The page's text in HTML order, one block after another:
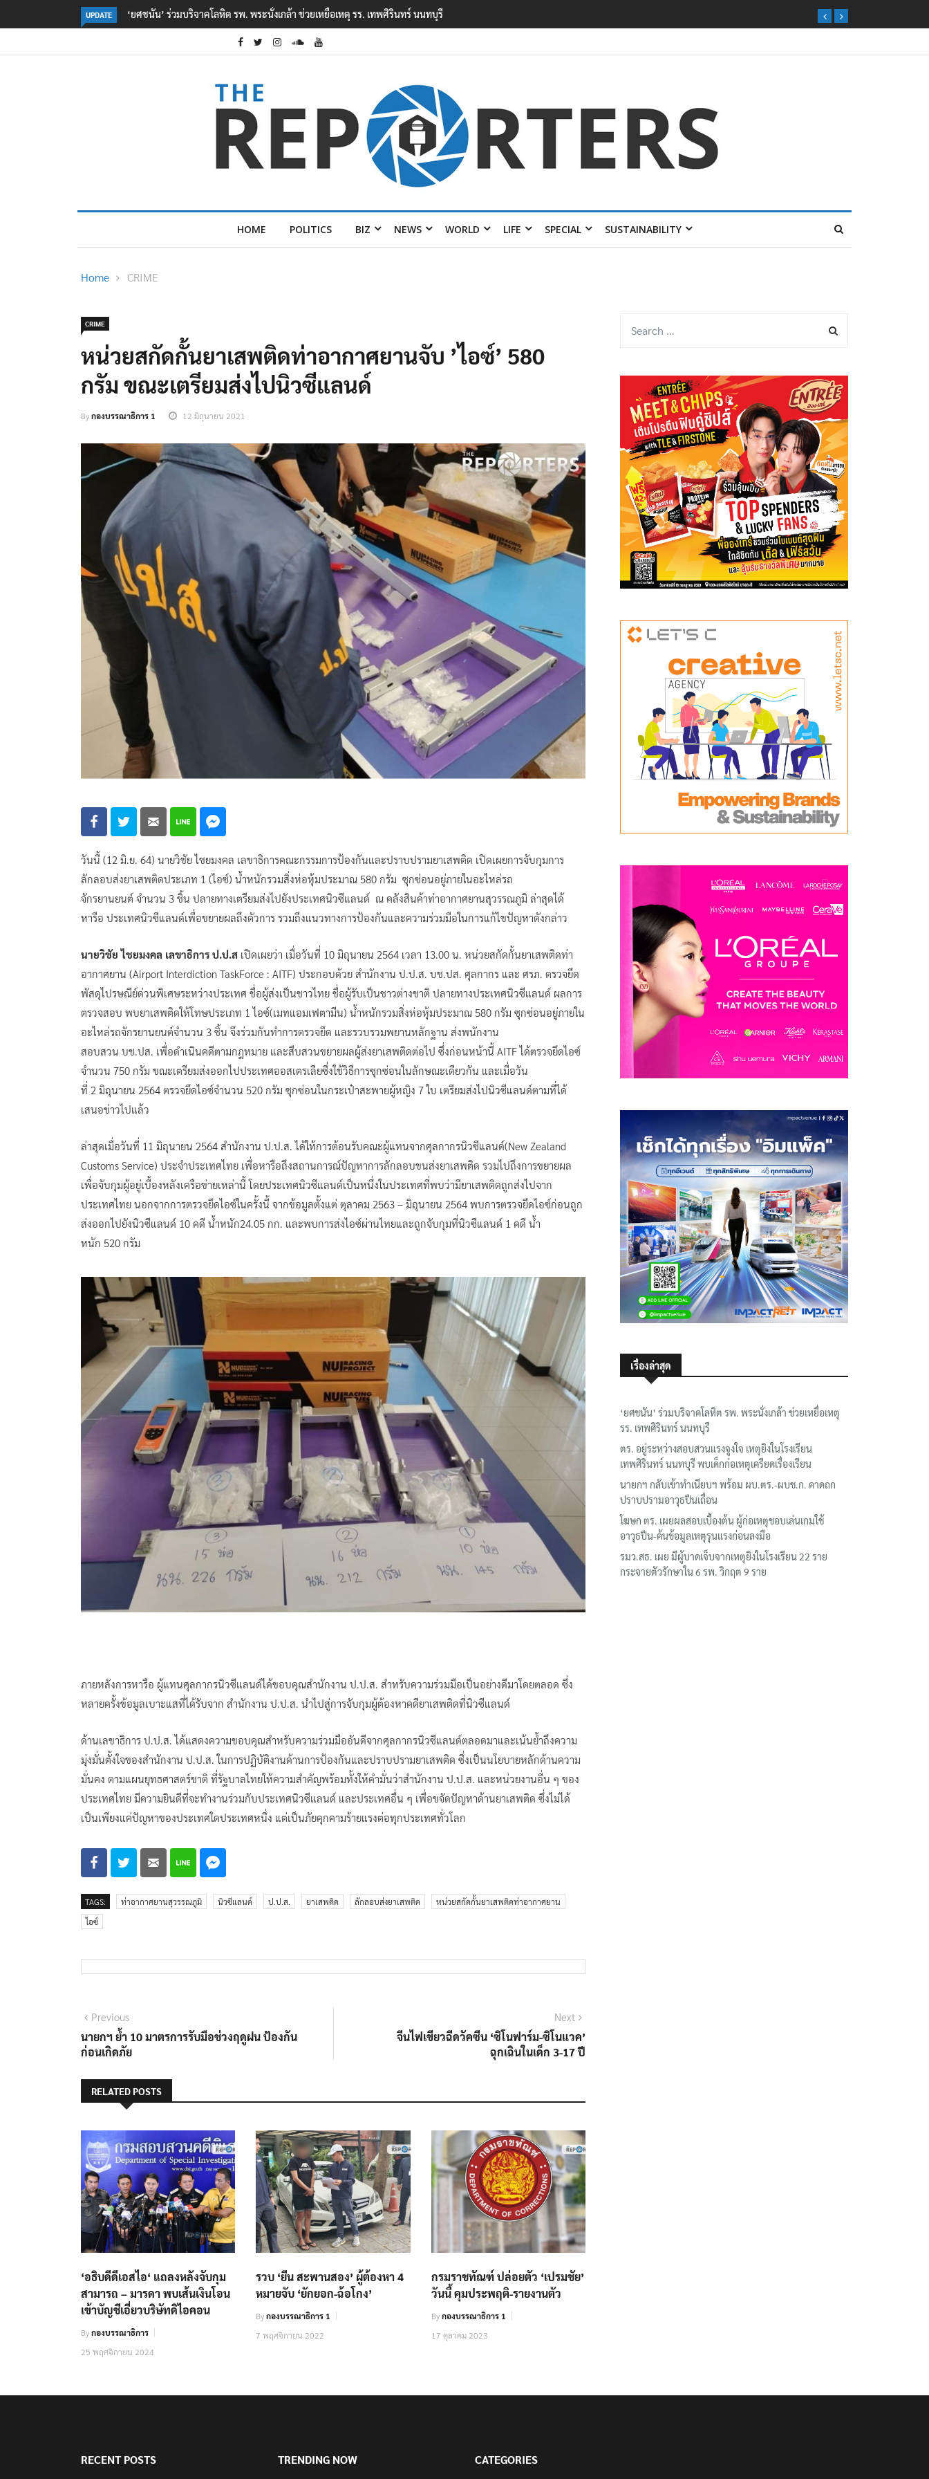
UPDATE ตร. อยู่ระหว่างสอบสวนแรงจูงใจ เหตุยิงในโรงเรียนเทพศิรินทร์ นนทบุรี พบเด็กก่อเหตุเครียดเรื่องเรียน
HOME POLITICS BIZ NEWS WORLD LIFE SPECIAL SUSTAINABILITY
Home CRIME
CRIME
หน่วยสกัดกั้นยาเสพติดท่าอากาศยานจับ ’ไอซ์’ 580
กรัม ขณะเตรียมส่งไปนิวซีแลนด์
Byกองบรรณาธิการ 1 12 มิถุนายน 2021
วันนี้ (12 มิ.ย. 64) นายวิชัย ไชยมงคล เลขาธิการคณะกรรมการป้องกันและปราบปรามยาเสพติด เปิดเผยการจับกุมการ
ลักลอบส่งยาเสพติดประเภท 1 (ไอซ์) น้ำหนักรวมสิ่งห่อหุ้มประมาณ 580 กรัม ซุกซ่อนอยู่ภายในอะไหล่รถ
จักรยานยนต์ จำนวน 3 ชิ้น ปลายทางเตรียมส่งไปยังประเทศนิวซีแลนด์ ณ คลังสินค้าท่าอากาศยานสุวรรณภูมิ ล่าสุดได้
หารือ ประเทศนิวซีแลนด์เพื่อขยายผลถึงตัวการ รวมถึงแนวทางการป้องกันและความร่วมมือในการแก้ไขปัญหาดังกล่าว
นายวิชัย ไชยมงคล เลขาธิการ ป.ป.ส เปิดเผยว่า เมื่อวันที่ 10 มิถุนายน 2564 เวลา 13.00 น. หน่วยสกัดกั้นยาเสพติดท่า
อากาศยาน (Airport Interdiction TaskForce : AITF) ประกอบด้วย สำนักงาน ป.ป.ส. บช.ปส. ศุลกากร และ ศรภ. ตรวจยึด
พัสดุไปรษณีย์ด่วนพิเศษระหว่างประเทศ ชื่อผู้ส่งเป็นชาวไทย ชื่อผู้รับเป็นชาวต่างชาติ ปลายทางประเทศนิวซีแลนด์ ผลการ
ตรวจสอบ พบยาเสพติดให้โทษประเภท 1 ไอซ์(เมทแอมเฟตามีน) น้ำหนักรวมสิ่งห่อหุ้มประมาณ 580 กรัม ซุกซ่อนอยู่ภายใน
อะไหล่รถจักรยานยนต์จำนวน 3 ชิ้น จึงร่วมกันทำการตรวจยึด และรวบรวมพยานหลักฐาน ส่งพนักงาน
สอบสวน บช.ปส. เพื่อดำเนินคดีตามกฎหมาย และสืบสวนขยายผลผู้ส่งยาเสพติดต่อไป ซึ่งก่อนหน้านี้ AITF ได้ตรวจยึดไอซ์
จำนวน 750 กรัม ขณะเตรียมส่งออกไปประเทศออสเตรเลียซึ่งใช้วิธีการซุกซ่อนในลักษณะเดียวกัน และเมื่อวัน
ที่ 2 มิถุนายน 2564 ตรวจยึดไอซ์จำนวน 520 กรัม ซุกซ่อนในกระเป๋าสะพายผู้หญิง 7 ใบ เตรียมส่งไปนิวซีแลนด์ตามที่ได้
เสนอข่าวไปแล้ว
​ล่าสุดเมื่อวันที่ 11 มิถุนายน 2564 สำนักงาน ป.ป.ส. ได้ให้การต้อนรับคณะผู้แทนจากศุลกากรนิวซีแลนด์(New Zealand
Customs Service) ประจำประเทศไทย เพื่อหารือถึงสถานการณ์ปัญหาการลักลอบขนส่งยาเสพติด รวมไปถึงการขยายผล
เพื่อจับกุมผู้อยู่เบื้องหลังเครือข่ายเหล่านี้ โดยประเทศนิวซีแลนด์เป็นหนึ่งในประเทศที่พบว่ามียาเสพติดถูกส่งไปจาก
ประเทศไทย นอกจากการตรวจยึดไอซ์ในครั้งนี้ จากข้อมูลตั้งแต่ ตุลาคม 2563 – มิถุนายน 2564 พบการตรวจยึดไอซ์ก่อนถูก
ส่งออกไปยังนิวซีแลนด์ 10 คดี น้ำหนัก24.05 กก. และพบการส่งไอซ์ผ่านไทยและถูกจับกุมที่นิวซีแลนด์ 1 คดี น้ำ
หนัก 520 กรัม
​ภายหลังการหารือ ผู้แทนศุลกากรนิวซีแลนด์ได้ขอบคุณสำนักงาน ป.ป.ส. สำหรับความร่วมมือเป็นอย่างดีมาโดยตลอด ซึ่ง
หลายครั้งข้อมูลเบาะแสที่ได้รับจาก สำนักงาน ป.ป.ส. นำไปสู่การจับกุมผู้ต้องหาคดียาเสพติดที่นิวซีแลนด์
ด้านเลขาธิการ ป.ป.ส. ได้แสดงความขอบคุณสำหรับความร่วมมืออันดีจากศุลกากรนิวซีแลนด์ตลอดมาและเน้นย้ำถึงความ
มุ่งมั่นตั้งใจของสำนักงาน ป.ป.ส. ในการปฏิบัติงานด้านการป้องกันและปราบปรามยาเสพติด ซึ่งเป็นนโยบายหลักด้านความ
มั่นคง ตามแผนยุทธศาสตร์ชาติ ที่รัฐบาลไทยให้ความสำคัญพร้อมทั้งให้คำมั่นว่าสำนักงาน ป.ป.ส. และหน่วยงานอื่น ๆ ของ
ประเทศไทย มีความยินดีที่จะทำงานร่วมกับประเทศนิวซีแลนด์ และประเทศอื่น ๆ เพื่อขจัดปัญหาด้านยาเสพติด ซึ่งไม่ได้
เป็นเพียงแค่ปัญหาของประเทศใดประเทศหนึ่ง แต่เป็นภัยคุกคามร้ายแรงต่อทุกประเทศทั่วโลก
TAGS: ท่าอากาศยานสุวรรณภูมิ นิวซีแลนด์ ป.ป.ส. ยาเสพติด ลักลอบส่งยาเสพติด
หน่วยสกัดกั้นยาเสพติดท่าอากาศยาน
ไอซ์
แนะแนว
เรื่อง
PreviousPrevious
post:
นายกฯ ย้ำ 10 มาตรการรับมือช่วงฤดูฝน ป้องกัน
ก่อนเกิดภัย
Next
จีนไฟเขียวฉีดวัคซีน ‘ซิโนฟาร์ม-ซิโนแวค’
ฉุกเฉินในเด็ก 3-17 ปี
RELATED POSTS
‘อธิบดีดีเอสไอ‘ แถลงหลังจับกุม
สามารถ – มารดา พบเส้นเงินโอน
เข้าบัญชีเอี่ยวบริษัทดิไอคอน
Byกองบรรณาธิการ
25 พฤศจิกายน 2024
รวบ ‘ยีน สะพานสอง’ ผู้ต้องหา 4
หมายจับ ‘ยักยอก-ฉ้อโกง’
Byกองบรรณาธิการ 1
7 พฤศจิกายน 2022
กรมราชทัณฑ์ ปล่อยตัว ‘เปรมชัย’
วันนี้ คุมประพฤติ-รายงานตัว
Byกองบรรณาธิการ 1
17 ตุลาคม 2023
เรื่องล่าสุด
‘ยศชนัน’ ร่วมบริจาคโลหิต รพ. พระนั่งเกล้า ช่วยเหยื่อเหตุ
รร. เทพศิรินทร์ นนทบุรี
ตร. อยู่ระหว่างสอบสวนแรงจูงใจ เหตุยิงในโรงเรียน
เทพศิรินทร์ นนทบุรี พบเด็กก่อเหตุเครียดเรื่องเรียน
นายกฯ กลับเข้าทำเนียบฯ พร้อม ผบ.ตร.-ผบช.ก. คาดถก
ปราบปรามอาวุธปืนเถื่อน
โฆษก ตร. เผยผลสอบเบื้องต้น ผู้ก่อเหตุชอบเล่นเกมใช้
อาวุธปืน-ค้นข้อมูลเหตุรุนแรงก่อนลงมือ
รมว.สธ. เผย มีผู้บาดเจ็บจากเหตุยิงในโรงเรียน 22 ราย
กระจายตัวรักษาใน 6 รพ. วิกฤต 9 ราย
RECENT POSTS TRENDING NOW CATEGORIES